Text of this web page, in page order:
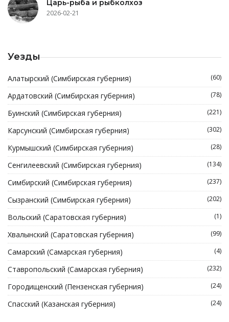
Царь-рыба и рыбколхоз
2026-02-21
Уезды
Алатырский (Симбирская губерния) (60)
Ардатовский (Симбирская губерния) (78)
Буинский (Симбирская губерния) (221)
Карсунский (Симбирская губерния) (302)
Курмышский (Симбирская губерния) (28)
Сенгилеевский (Симбирская губерния) (134)
Симбирский (Симбирская губерния) (237)
Сызранский (Симбирская губерния) (202)
Вольский (Саратовская губерния) (1)
Хвалынский (Саратовская губерния) (99)
Самарский (Самарская губерния) (4)
Ставропольский (Самарская губерния) (232)
Городищенский (Пензенская губерния) (24)
Спасский (Казанская губерния) (24)